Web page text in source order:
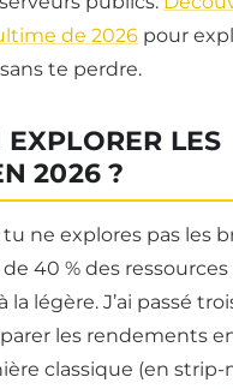
de 2026 pour
te perdre.
LES
2026 ?
ne explores pas les
40 % des
la légère. J’ai passé
les rendements
classique (en